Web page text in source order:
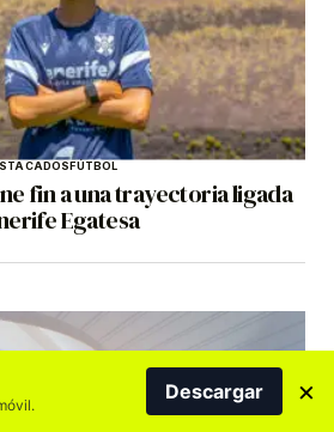
FÚTBOL
fin a una trayectoria ligada
Egatesa
Descargar ×